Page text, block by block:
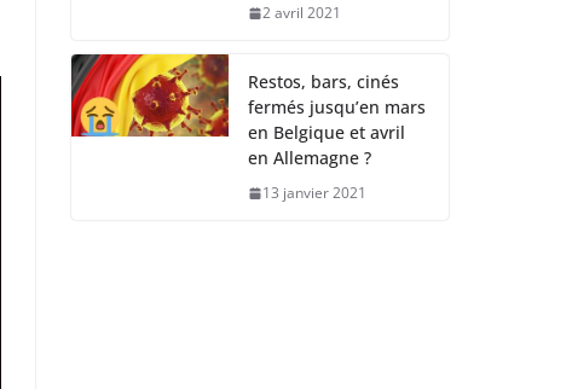
2 avril 2021
Restos, bars, cinés
fermés jusqu’en mars
en Belgique et avril
en Allemagne ?
13 janvier 2021